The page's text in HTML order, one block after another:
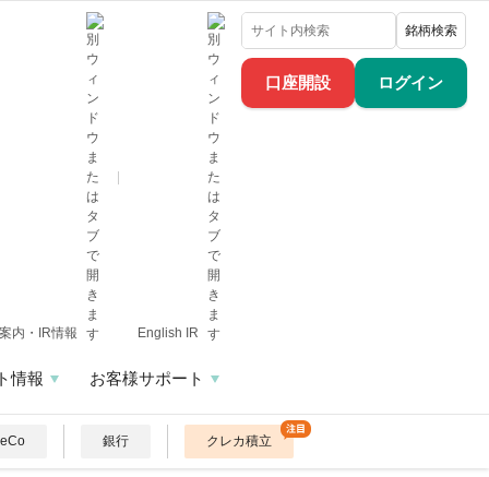
口座開設 ログイン
内・IR情報 English IR
銘柄検索
情報 お客様サポート
銀行 クレカ積立